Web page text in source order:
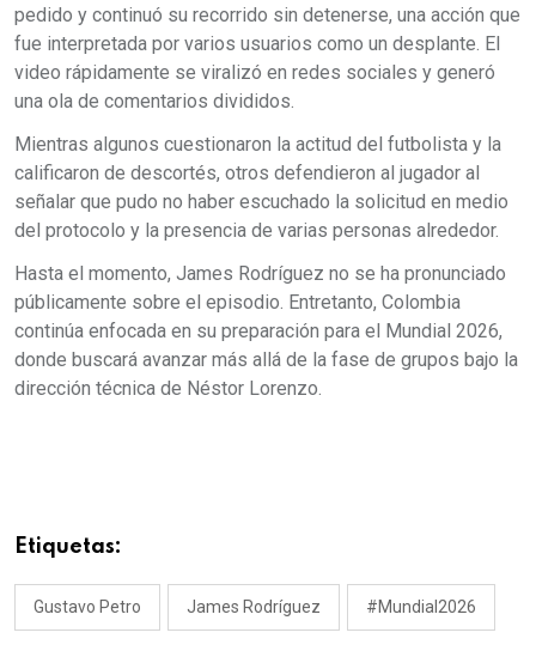
pedido y continuó su recorrido sin detenerse, una acción que
fue interpretada por varios usuarios como un desplante. El
video rápidamente se viralizó en redes sociales y generó
una ola de comentarios divididos.
Mientras algunos cuestionaron la actitud del futbolista y la
calificaron de descortés, otros defendieron al jugador al
señalar que pudo no haber escuchado la solicitud en medio
del protocolo y la presencia de varias personas alrededor.
Hasta el momento, James Rodríguez no se ha pronunciado
públicamente sobre el episodio. Entretanto, Colombia
continúa enfocada en su preparación para el Mundial 2026,
donde buscará avanzar más allá de la fase de grupos bajo la
dirección técnica de Néstor Lorenzo.
Etiquetas:
Gustavo Petro James Rodríguez #Mundial2026